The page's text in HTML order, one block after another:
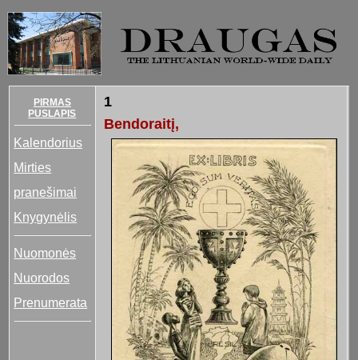
PIRMAS
PUSLAPIS
Kalendorius
Mirties
pranešimai
Knygynėlis
Nuomonės
Nuorodos
Prenumerata
1
Bendoraitį,